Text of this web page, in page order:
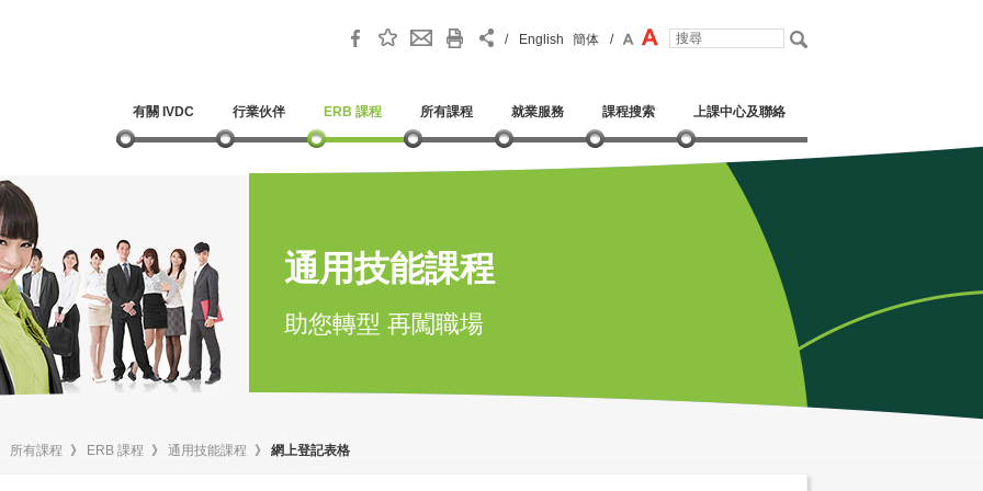
/ English 簡体 /
有關 IVDC 行業伙伴 ERB 課程 所有課程 就業服務 課程搜索 上課中心及聯絡
通用技能課程
助您轉型 再闖職場
所有課程 》 ERB 課程 》 通用技能課程 》 網上登記表格